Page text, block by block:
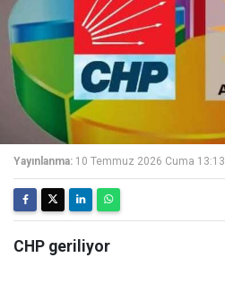
Yayınlanma: 10 Temmuz 2026 Cuma 13:13
CHP geriliyor